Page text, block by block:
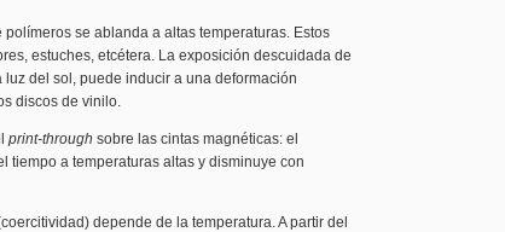
polímeros se ablanda a altas temperaturas. Estos
estuches, etcétera. La exposición descuidada de
del sol, puede inducir a una deformación
discos de vinilo.
print-through sobre las cintas magnéticas: el
tiempo a temperaturas altas y disminuye con
depende de la temperatura. A partir del